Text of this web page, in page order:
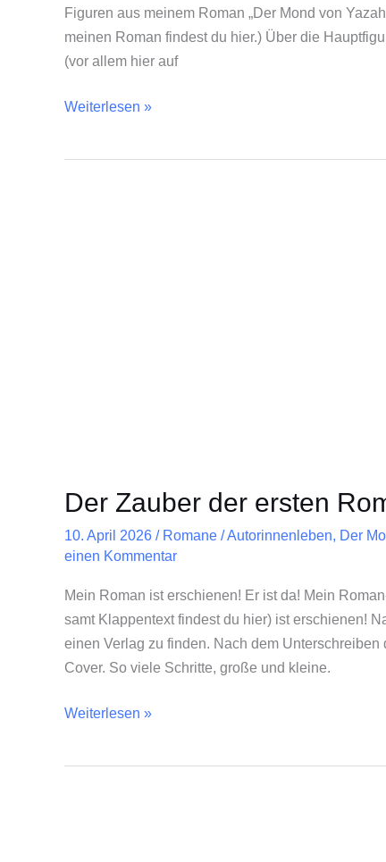
Figuren aus meinem Roman „Der Mond von
meinen Roman findest du hier.) Über die
(vor allem hier auf
Weiterlesen »
Der Zauber der ersten
10. April 2026 / Romane /Autorinnenleben, Der
einen Kommentar
Mein Roman ist erschienen! Er ist da! Mein
samt Klappentext findest du hier) ist erschienen!
einen Verlag zu finden. Nach dem
Cover. So viele Schritte, große und kleine.
Weiterlesen »